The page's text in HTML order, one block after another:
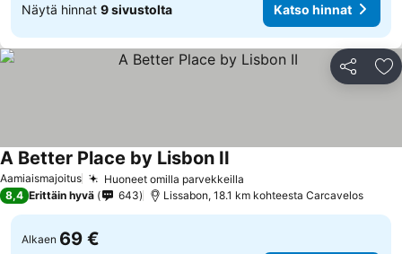
Näytä hinnat 9 sivustolta Katso hinnat
Jaa
Aamiaismajoitus Huoneet omilla parvekkeilla
A Better Place by Lisbon II
8,4 Erittäin hyvä 643 Lissabon, 18.1 km kohteesta Carcavelos
Alkaen 69 €